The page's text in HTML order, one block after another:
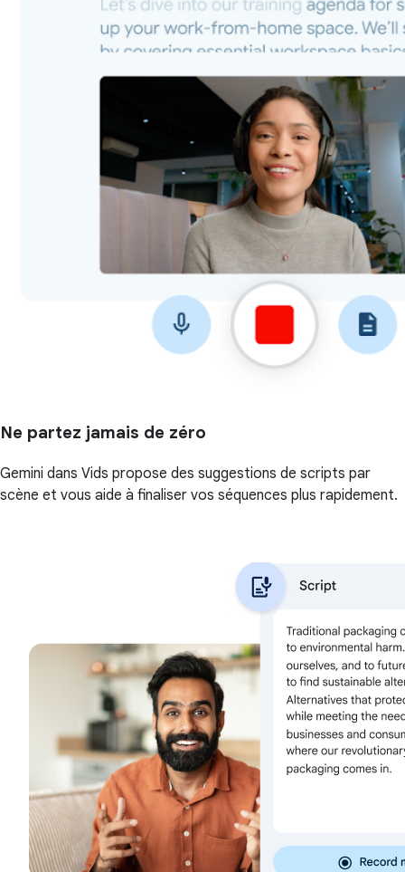
Ne partez jamais de zéro
Gemini dans Vids propose des suggestions de scripts par
scène et vous aide à finaliser vos séquences plus rapidement.